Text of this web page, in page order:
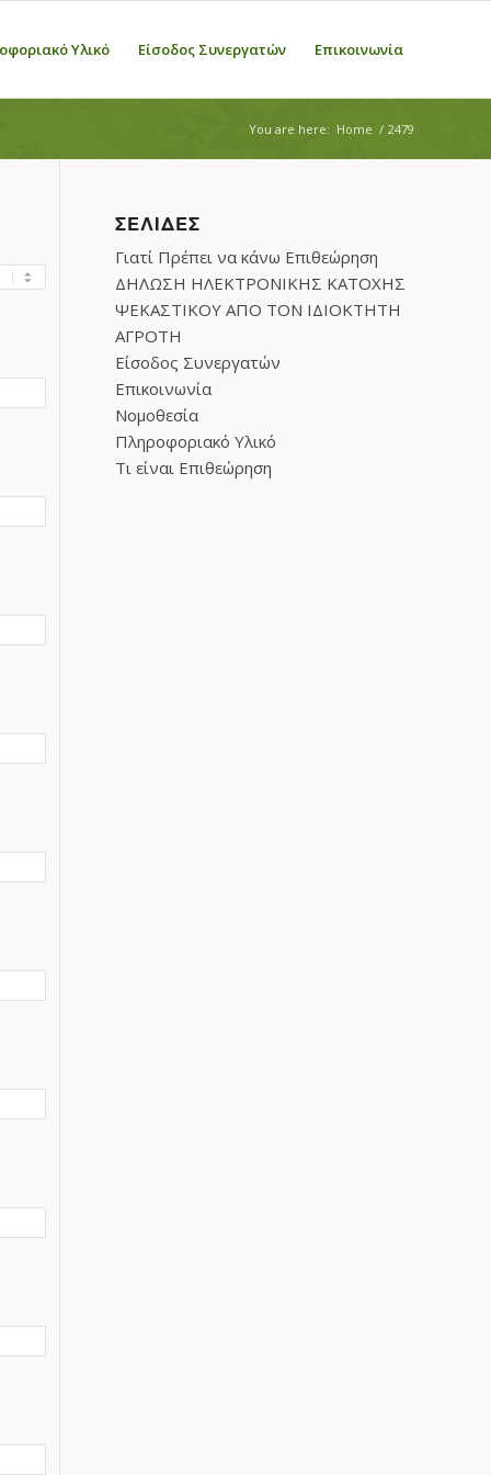
Υλικό Είσοδος Συνεργατών Επικοινωνία
You are here: Home / 2479
ΣΕΛΊΔΕΣ
Γιατί Πρέπει να κάνω Επιθεώρηση
ΔΗΛΩΣΗ ΗΛΕΚΤΡΟΝΙΚΗΣ ΚΑΤΟΧΗΣ
ΨΕΚΑΣΤΙΚΟΥ ΑΠΟ ΤΟΝ ΙΔΙΟΚΤΗΤΗ
ΑΓΡΟΤΗ
Είσοδος Συνεργατών
Επικοινωνία
Νομοθεσία
Πληροφοριακό Υλικό
Τι είναι Επιθεώρηση